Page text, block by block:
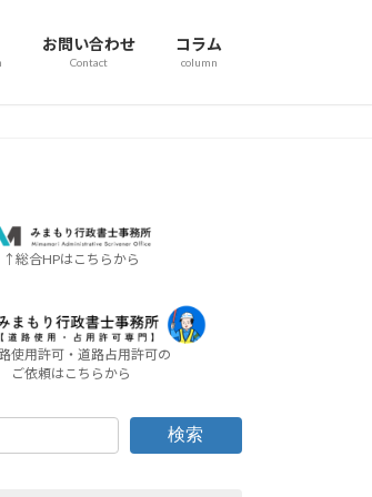
お問い合わせ
Contact
コラム
column
↑総合HPはこちらから
使用許可・道路占用許可の
ご依頼はこちらから
検索